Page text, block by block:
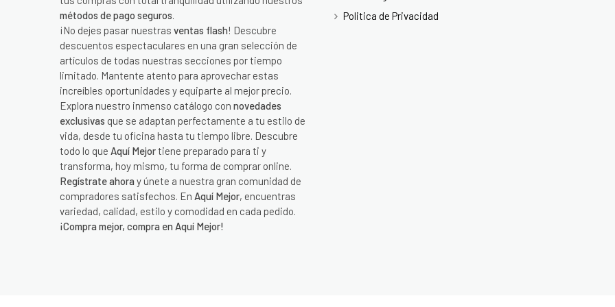
métodos de pago seguros.
¡No dejes pasar nuestras ventas flash! Descubre
descuentos espectaculares en una gran selección de
artículos de todas nuestras secciones por tiempo
limitado. Mantente atento para aprovechar estas
increíbles oportunidades y equiparte al mejor precio.
Explora nuestro inmenso catálogo con novedades
exclusivas que se adaptan perfectamente a tu estilo de
vida, desde tu oficina hasta tu tiempo libre. Descubre
todo lo que Aquí Mejortiene preparado para ti y
transforma, hoy mismo, tu forma de comprar online.
Regístrate ahora y únete a nuestra gran comunidad de
compradores satisfechos. En Aquí Mejor, encuentras
variedad, calidad, estilo y comodidad en cada pedido.
¡Compra mejor, compra en Aquí Mejor!
Politica de Privacidad